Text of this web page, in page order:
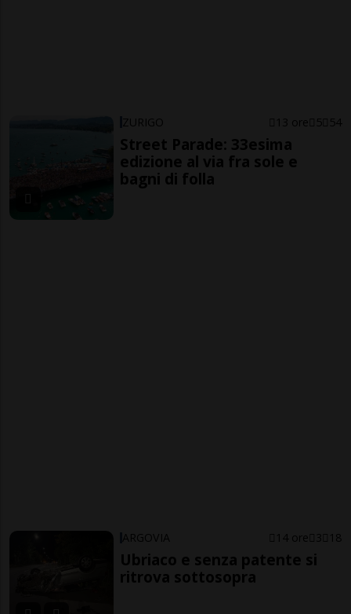
ZURIGO 13 ore 5 54
Street Parade: 33esima
edizione al via fra sole e
bagni di folla
ARGOVIA 14 ore 3 18
Ubriaco e senza patente si
ritrova sottosopra